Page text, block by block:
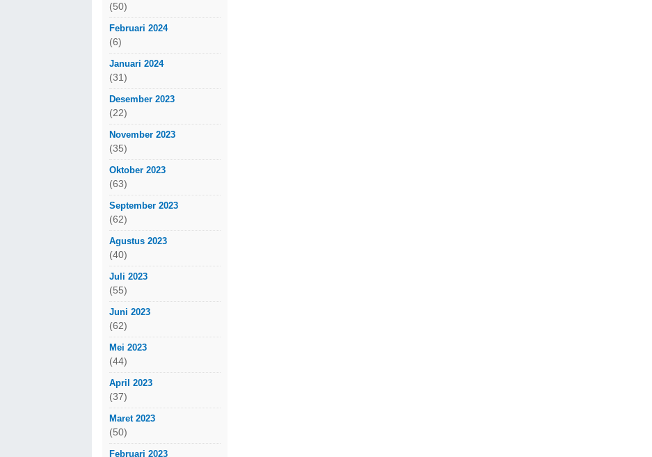
(50)
Februari 2024
(6)
Januari 2024
(31)
Desember 2023
(22)
November 2023
(35)
Oktober 2023
(63)
September 2023
(62)
Agustus 2023
(40)
Juli 2023
(55)
Juni 2023
(62)
Mei 2023
(44)
April 2023
(37)
Maret 2023
(50)
Februari 2023